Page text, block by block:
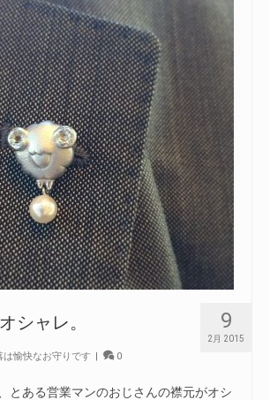
9
2月 2015
シャレ。
は愉快なお守りです | 0
とある営業マンのおじさんの襟元がオシ